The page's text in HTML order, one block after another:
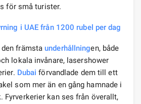
för små turister.
i UAE från 1200 rubel per dag
den främstaunderhållningen, både
lokala invånare, lasershower
Dubai förvandlade dem till ett
som mer än en gång hamnade i
Fyrverkerier kan ses från överallt,